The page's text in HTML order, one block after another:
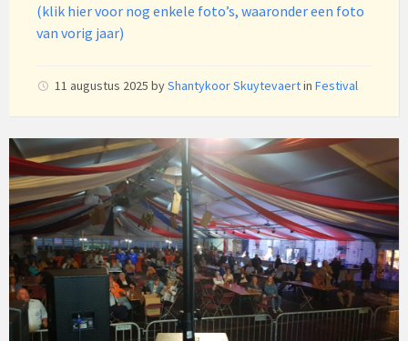
(klik hier voor nog enkele foto’s, waaronder een foto
van vorig jaar)
11 augustus 2025 byShantykoor Skuytevaertin Festival